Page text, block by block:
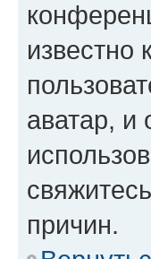
известно
аватар, и
причин.